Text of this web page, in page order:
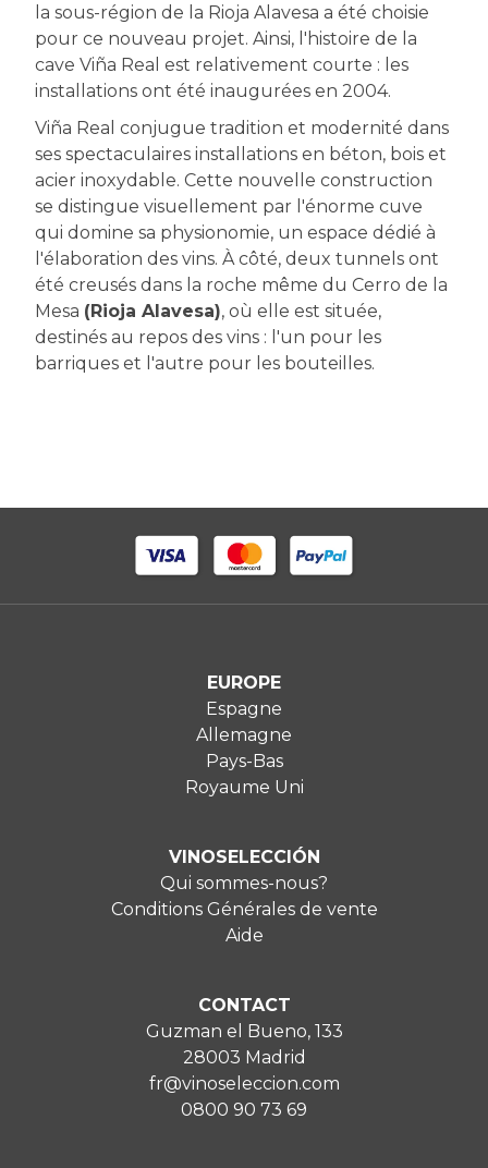
la sous-région de la Rioja Alavesa a été choisie
pour ce nouveau projet. Ainsi, l'histoire de la
cave Viña Real est relativement courte : les
installations ont été inaugurées en 2004.
Viña Real conjugue tradition et modernité dans
ses spectaculaires installations en béton, bois et
acier inoxydable. Cette nouvelle construction
se distingue visuellement par l'énorme cuve
qui domine sa physionomie, un espace dédié à
l'élaboration des vins. À côté, deux tunnels ont
été creusés dans la roche même du Cerro de la
Mesa (Rioja Alavesa), où elle est située,
destinés au repos des vins : l'un pour les
barriques et l'autre pour les bouteilles.
EUROPE
Espagne
Allemagne
Pays-Bas
Royaume Uni
VINOSELECCIÓN
Qui sommes-nous?
Conditions Générales de vente
Aide
CONTACT
Guzman el Bueno, 133
28003 Madrid
fr@vinoseleccion.com
0800 90 73 69